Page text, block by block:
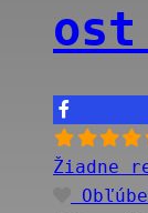
Žiadne